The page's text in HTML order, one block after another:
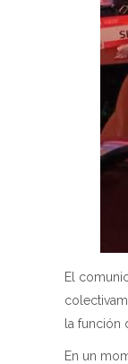
El
la función
En un